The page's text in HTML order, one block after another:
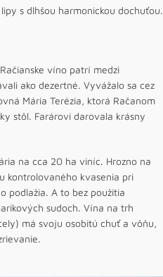
s dlhšou harmonickou dochuťou.
víno patrí medzi
ako dezertné. Vyvážalo sa cez
Mária Terézia, ktorá Račanom
stôl. Farárovi darovala krásny
na cca 20 ha viníc. Hrozno na
kontrolovaného kvasenia pri
podlažia. A to bez použitia
sudoch. Vína na trh
má svoju osobitú chuť a vôňu,